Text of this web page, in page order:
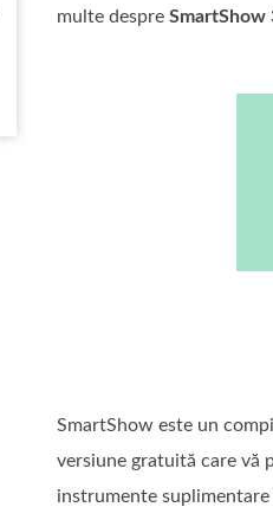
multe despre SmartShow
SmartShow este un
versiune gratuită care vă
instrumente